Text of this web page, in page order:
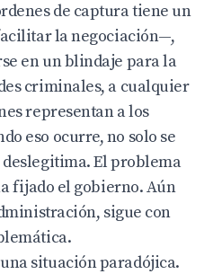
de captura tiene un
la negociación—,
en un blindaje para la
criminales, a cualquier
representan a los
eso ocurre, no solo se
El problema
fijado el gobierno. Aún
sigue con
situación paradójica.